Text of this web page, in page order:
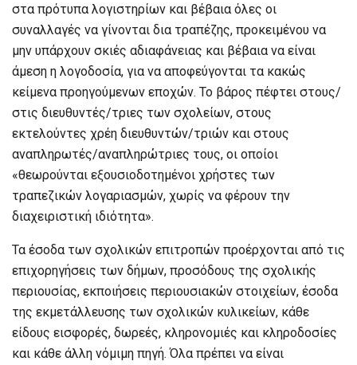
στα πρότυπα λογιστηρίων και βέβαια όλες οι
συναλλαγές να γίνονται δια τραπέζης, προκειμένου να
μην υπάρχουν σκιές αδιαφάνειας και βέβαια να είναι
άμεση η λογοδοσία, για να αποφεύγονται τα κακώς
κείμενα προηγούμενων εποχών. Το βάρος πέφτει στους/
στις διευθυντές/τριες των σχολείων, στους
εκτελούντες χρέη διευθυντών/τριών και στους
αναπληρωτές/αναπληρώτριες τους, οι οποίοι
«θεωρούνται εξουσιοδοτημένοι χρήστες των
τραπεζικών λογαριασμών, χωρίς να φέρουν την
διαχειριστική ιδιότητα».
Τα έσοδα των σχολικών επιτροπών προέρχονται από τις
επιχορηγήσεις των δήμων, προσόδους της σχολικής
περιουσίας, εκποιήσεις περιουσιακών στοιχείων, έσοδα
της εκμετάλλευσης των σχολικών κυλικείων, κάθε
είδους εισφορές, δωρεές, κληρονομιές και κληροδοσίες
και κάθε άλλη νόμιμη πηγή. Όλα πρέπει να είναι